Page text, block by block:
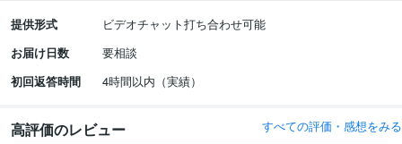
提供形式
ビデオチャット打ち合わせ可能
お届け日数
要相談
初回返答時間
4時間以内（実績）
高評価のレビュー すべての評価・感想をみる